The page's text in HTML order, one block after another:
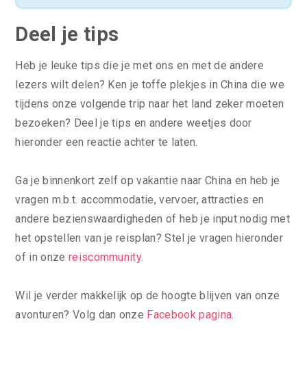
Deel je tips
Heb je leuke tips die je met ons en met de andere
lezers wilt delen? Ken je toffe plekjes in China die we
tijdens onze volgende trip naar het land zeker moeten
bezoeken? Deel je tips en andere weetjes door
hieronder een reactie achter te laten.
Ga je binnenkort zelf op vakantie naar China en heb je
vragen m.b.t. accommodatie, vervoer, attracties en
andere bezienswaardigheden of heb je input nodig met
het opstellen van je reisplan? Stel je vragen hieronder
of in onze reiscommunity.
Wil je verder makkelijk op de hoogte blijven van onze
avonturen? Volg dan onze Facebook pagina.